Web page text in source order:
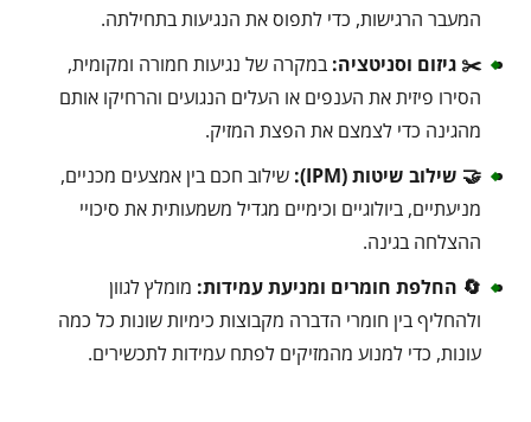
המעבר הרגישות, כדי לתפוס את הנגיעות בתחילתה.
✂️ גיזום וסניטציה: במקרה של נגיעות חמורה ומקומית,
הסירו פיזית את הענפים או העלים הנגועים והרחיקו אותם
מהגינה כדי לצמצם את הפצת המזיק.
🤝 שילוב שיטות (IPM):
שילוב חכם בין אמצעים מכניים,
מניעתיים, ביולוגיים וכימיים מגדיל משמעותית את סיכויי
ההצלחה בגינה.
🔄 החלפת חומרים ומניעת עמידות: מומלץ לגוון
ולהחליף בין חומרי הדברה מקבוצות כימיות שונות כל כמה
עונות, כדי למנוע מהמזיקים לפתח עמידות לתכשירים.